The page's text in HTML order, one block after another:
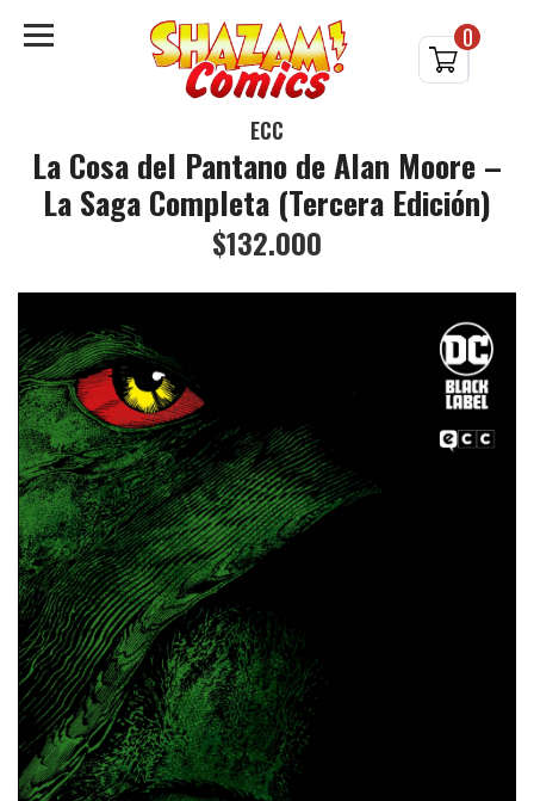
0
ECC
La Cosa del Pantano de Alan Moore –
La Saga Completa (Tercera Edición)
$132.000